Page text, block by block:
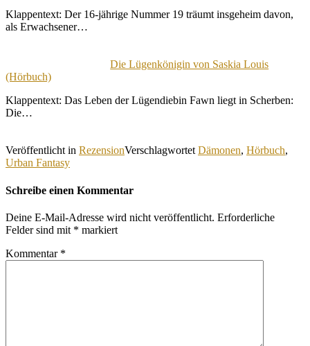
Klappentext: Der 16-jährige Nummer 19 träumt insgeheim davon,
als Erwachsener…
Die Lügenkönigin von Saskia Louis
(Hörbuch)
Klappentext: Das Leben der Lügendiebin Fawn liegt in Scherben:
Die…
Veröffentlicht in RezensionVerschlagwortet Dämonen, Hörbuch,
Urban Fantasy
Schreibe einen Kommentar
Deine E-Mail-Adresse wird nicht veröffentlicht. Erforderliche
Felder sind mit * markiert
Kommentar *